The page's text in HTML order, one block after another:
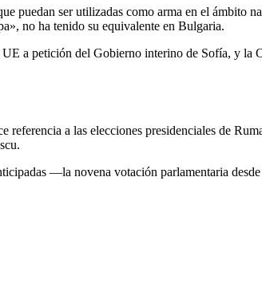
puedan ser utilizadas como arma en el ámbito
no ha tenido su equivalente en Bulgaria.
a petición del Gobierno interino de Sofía, y la
a las elecciones presidenciales de
—la novena votación parlamentaria